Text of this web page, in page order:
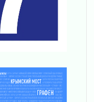
жителям
в Кировском